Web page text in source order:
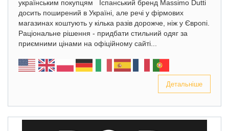
українським покупцям Іспанський бренд Massimo Dutti
досить поширений в Україні, але речі у фірмових
магазинах коштують у кілька разів дорожче, ніж у Європі.
Раціональне рішення - придбати стильний одяг за
приємними цінами на офіційному сайті...
Детальніше